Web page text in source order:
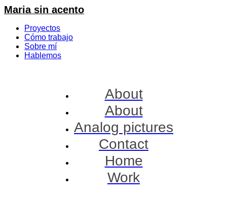
Maria sin acento
Proyectos
Cómo trabajo
Sobre mí
Hablemos
About
About
Analog pictures
Contact
Home
Work